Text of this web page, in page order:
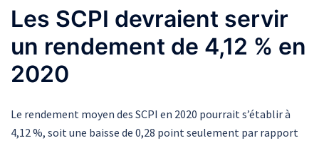
Les SCPI devraient servir
un rendement de 4,12 % en
2020
Le rendement moyen des SCPI en 2020 pourrait s’établir à
4,12 %, soit une baisse de 0,28 point seulement par rapport